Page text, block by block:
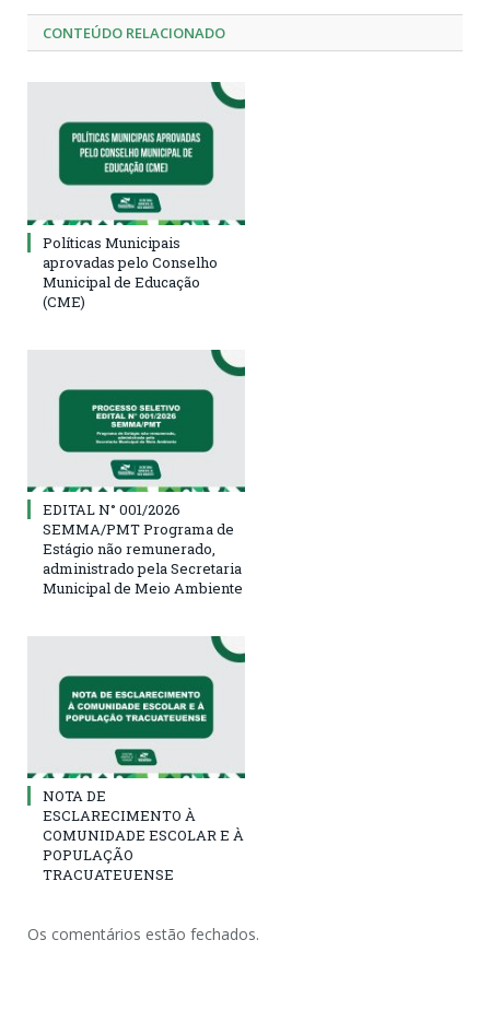
CONTEÚDO RELACIONADO
Políticas Municipais
aprovadas pelo Conselho
Municipal de Educação
(CME)
EDITAL N° 001/2026
SEMMA/PMT Programa de
Estágio não remunerado,
administrado pela Secretaria
Municipal de Meio Ambiente
NOTA DE
ESCLARECIMENTO À
COMUNIDADE ESCOLAR E À
POPULAÇÃO
TRACUATEUENSE
Os comentários estão fechados.